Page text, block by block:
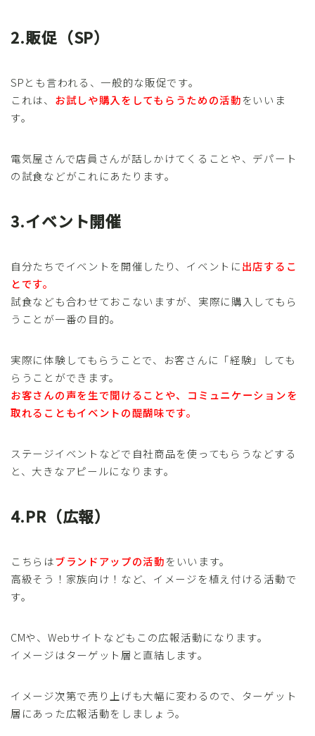
2.販促（SP）
SPとも言われる、一般的な販促です。
これは、 お試しや購入をしてもらうための活動をいいま
す。
電気屋さんで店員さんが話しかけてくることや、デパート
の試食などがこれにあたります。
3.イベント開催
自分たちでイベントを開催したり、イベントに出店するこ
とです。
試食なども合わせておこないますが、実際に購入してもら
うことが一番の目的。
実際に体験してもらうことで、お客さんに「経験」しても
らうことができます。
お客さんの声を生で聞けることや、コミュニケーションを
取れることもイベントの醍醐味です。
ステージイベントなどで自社商品を使ってもらうなどする
と、大きなアピールになります。
4.PR（広報）
こちらはブランドアップの活動をいいます。
高級そう！家族向け！など、イメージを植え付ける活動で
す。
CMや、Webサイトなどもこの広報活動になります。
イメージはターゲット層と直結します。
イメージ次第で売り上げも大幅に変わるので、ターゲット
層にあった広報活動をしましょう。